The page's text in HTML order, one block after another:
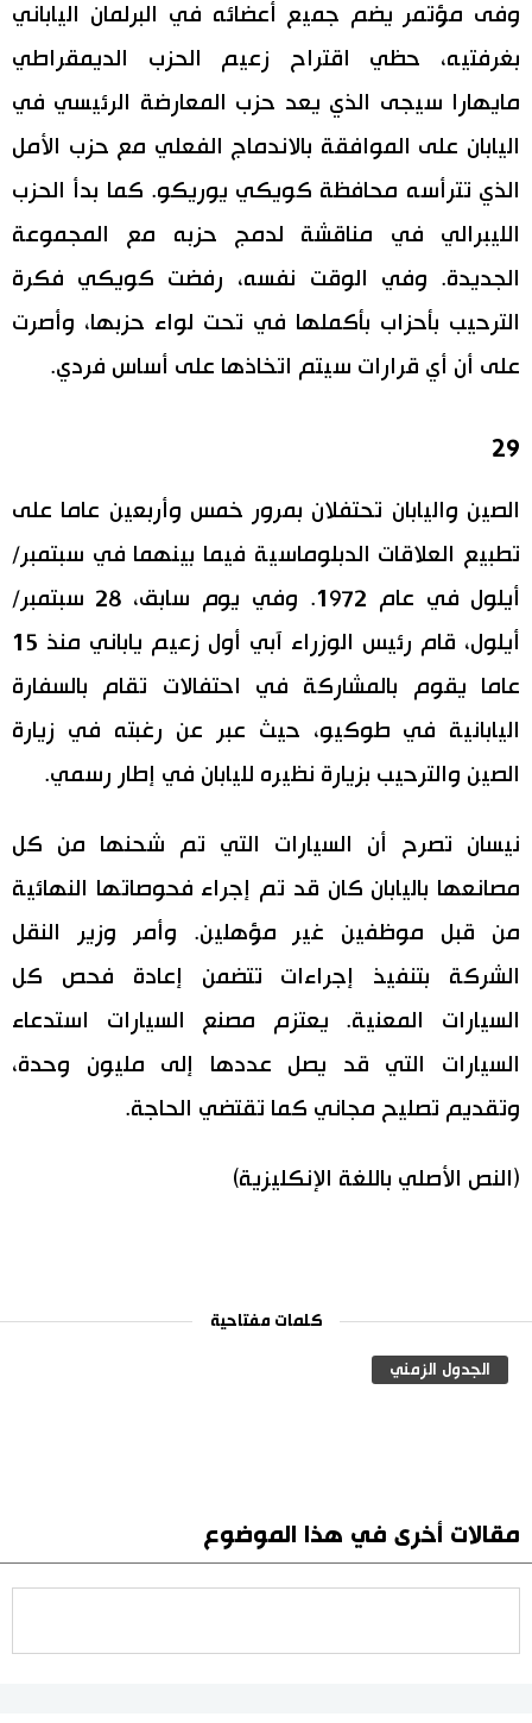
وفى مؤتمر يضم جميع أعضائه في البرلمان الياباني
بغرفتيه، حظي اقتراح زعيم الحزب الديمقراطي
مايهارا سيجى الذي يعد حزب المعارضة الرئيسي في
اليابان على الموافقة بالاندماج الفعلي مع حزب الأمل
الذي تترأسه محافظة كويكي يوريكو. كما بدأ الحزب
الليبرالي في مناقشة لدمج حزبه مع المجموعة
الجديدة. وفي الوقت نفسه، رفضت كويكي فكرة
الترحيب بأحزاب بأكملها في تحت لواء حزبها، وأصرت
على أن أي قرارات سيتم اتخاذها على أساس فردي.
29
الصين واليابان تحتفلان بمرور خمس وأربعين عاما على
تطبيع العلاقات الدبلوماسية فيما بينهما في سبتمبر/
أيلول في عام 1972. وفي يوم سابق، 28 سبتمبر/
أيلول، قام رئيس الوزراء آبي أول زعيم ياباني منذ 15
عاما يقوم بالمشاركة في احتفالات تقام بالسفارة
اليابانية في طوكيو، حيث عبر عن رغبته في زيارة
الصين والترحيب بزيارة نظيره لليابان في إطار رسمي.
نيسان تصرح أن السيارات التي تم شحنها من كل
مصانعها باليابان كان قد تم إجراء فحوصاتها النهائية
من قبل موظفين غير مؤهلين. وأمر وزير النقل
الشركة بتنفيذ إجراءات تتضمن إعادة فحص كل
السيارات المعنية. يعتزم مصنع السيارات استدعاء
السيارات التي قد يصل عددها إلى مليون وحدة،
وتقديم تصليح مجاني كما تقتضي الحاجة.
(النص الأصلي باللغة الإنكليزية)
كلمات مفتاحية
الجدول الزمني
مقالات أخرى في هذا الموضوع